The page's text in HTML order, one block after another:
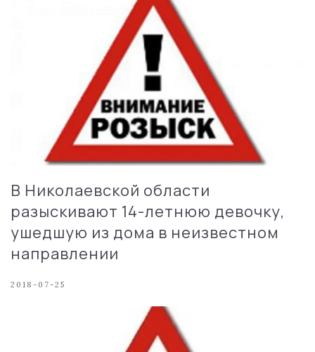
В Николаевской области
разыскивают 14-летнюю девочку,
ушедшую из дома в неизвестном
направлении
2018-07-25